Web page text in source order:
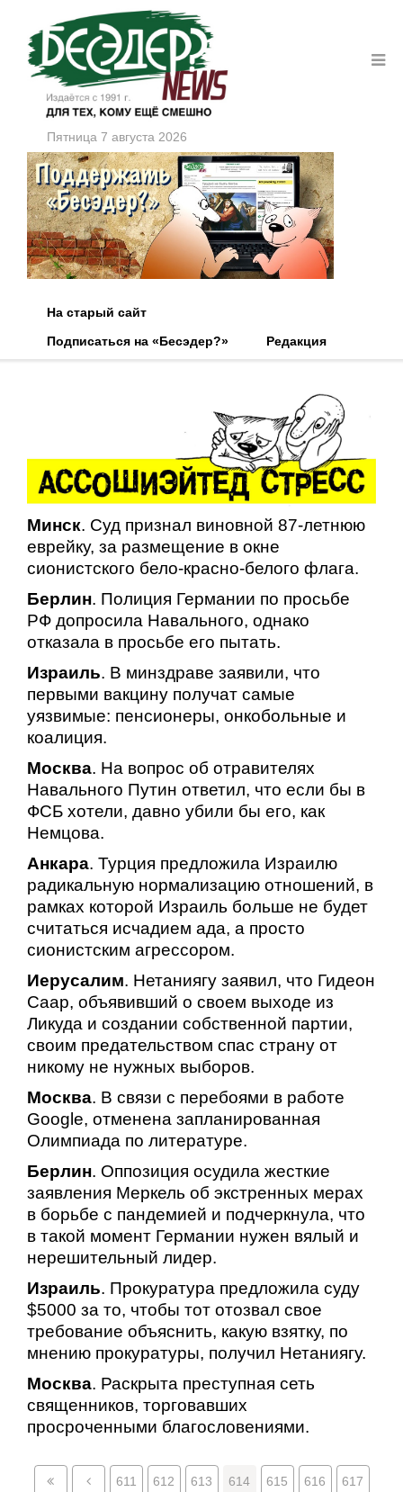
Пятница 7 августа 2026
На старый сайт
Подписаться на «Бесэдер?»
Редакция
Минск. Суд признал виновной 87-летнюю
еврейку, за размещение в окне
сионистского бело-красно-белого флага.
Берлин. Полиция Германии по просьбе
РФ допросила Навального, однако
отказала в просьбе его пытать.
Израиль. В минздраве заявили, что
первыми вакцину получат самые
уязвимые: пенсионеры, онкобольные и
коалиция.
Москва. На вопрос об отравителях
Навального Путин ответил, что если бы в
ФСБ хотели, давно убили бы его, как
Немцова.
Анкара. Турция предложила Израилю
радикальную нормализацию отношений, в
рамках которой Израиль больше не будет
считаться исчадием ада, а просто
сионистским агрессором.
Иерусалим. Нетаниягу заявил, что Гидеон
Саар, объявивший о своем выходе из
Ликуда и создании собственной партии,
своим предательством спас страну от
никому не нужных выборов.
Москва. В связи с перебоями в работе
Google, отменена запланированная
Олимпиада по литературе.
Берлин. Оппозиция осудила жесткие
заявления Меркель об экстренных мерах
в борьбе с пандемией и подчеркнула, что
в такой момент Германии нужен вялый и
нерешительный лидер.
Израиль. Прокуратура предложила суду
$5000 за то, чтобы тот отозвал свое
требование объяснить, какую взятку, по
мнению прокуратуры, получил Нетаниягу.
Москва. Раскрыта преступная сеть
священников, торговавших
просроченными благословениями.
611 612 613 614 615 616 617